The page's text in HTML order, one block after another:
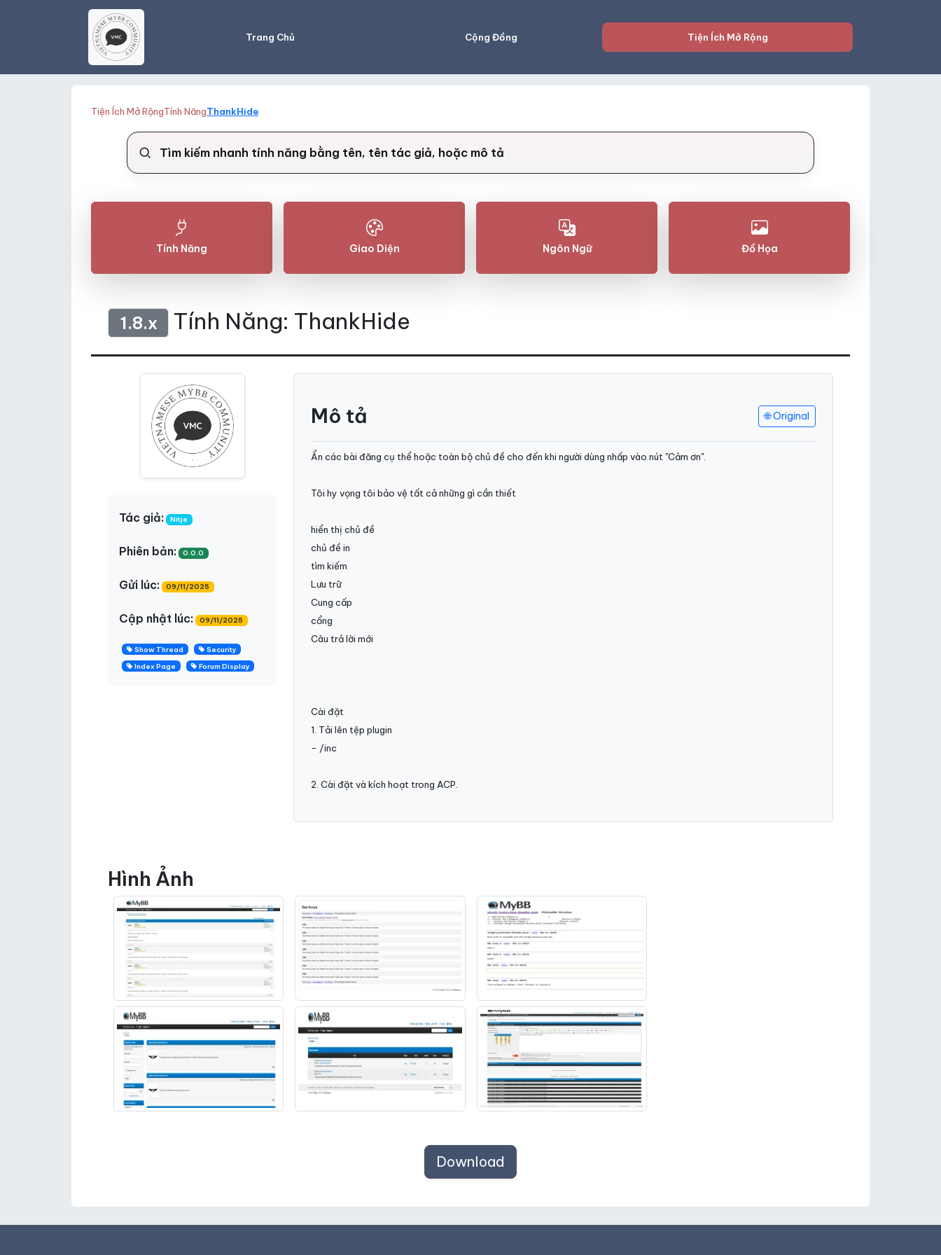
Trang Chủ Cộng Đồng Tiện Ích Mở Rộng
Tiện Ích Mở RộngTính NăngThankHide
Tính Năng Giao Diện Ngôn Ngữ Đồ Họa
1.8.x Tính Năng: ThankHide
Tác giả: Nitje
Phiên bản: 0.0.0
Gửi lúc: 09/11/2025
Cập nhật lúc: 09/11/2025
Show Thread
Security
Index Page
Forum Display
Mô tả 🌐 Original
Ẩn các bài đăng cụ thể hoặc toàn bộ chủ đề cho đến khi người dùng nhấp vào nút "Cảm ơn".
Tôi hy vọng tôi bảo vệ tất cả những gì cần thiết
hiển thị chủ đề
chủ đề in
tìm kiếm
Lưu trữ
Cung cấp
cổng
Câu trả lời mới
Cài đặt
1. Tải lên tệp plugin
- /inc
2. Cài đặt và kích hoạt trong ACP.
Hình Ảnh
Download